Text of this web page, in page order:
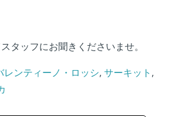
タッフにお聞きくださいませ。
レンティーノ・ロッシ, サーキット ,